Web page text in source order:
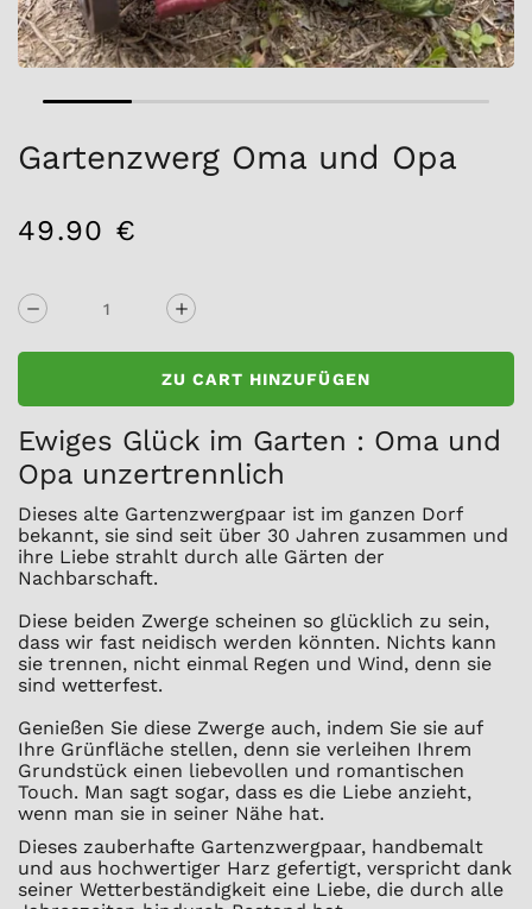
Gartenzwerg Oma und Opa
49.90 €
ZU CART HINZUFÜGEN
Ewiges Glück im Garten : Oma und
Opa unzertrennlich
Dieses alte Gartenzwergpaar ist im ganzen Dorf
bekannt, sie sind seit über 30 Jahren zusammen und
ihre Liebe strahlt durch alle Gärten der
Nachbarschaft.
Diese beiden Zwerge scheinen so glücklich zu sein,
dass wir fast neidisch werden könnten. Nichts kann
sie trennen, nicht einmal Regen und Wind, denn sie
sind wetterfest.
Genießen Sie diese Zwerge auch, indem Sie sie auf
Ihre Grünfläche stellen, denn sie verleihen Ihrem
Grundstück einen liebevollen und romantischen
Touch. Man sagt sogar, dass es die Liebe anzieht,
wenn man sie in seiner Nähe hat.
Dieses zauberhafte Gartenzwergpaar, handbemalt
und aus hochwertiger Harz gefertigt, verspricht dank
seiner Wetterbeständigkeit eine Liebe, die durch alle